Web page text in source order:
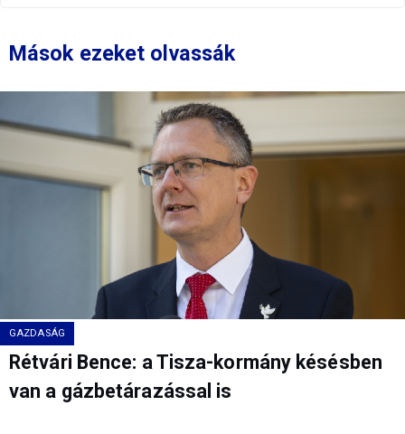
Mások ezeket olvassák
GAZDASÁG
Rétvári Bence: a Tisza-kormány késésben
van a gázbetárazással is